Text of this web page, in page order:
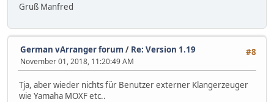
Gruß Manfred
#8
German vArranger forum / Re: Version 1.19
November 01, 2018, 11:20:49 AM
Tja, aber wieder nichts für Benutzer externer Klangerzeuger
wie Yamaha MOXF etc..